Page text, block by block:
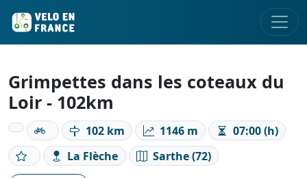
Grimpettes dans les coteaux du
Loir - 102km
102 km 1146 m
07:00 (h)
La Flèche
Sarthe (72)